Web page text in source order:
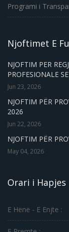
Programi i
Njoftimet E
NJOFTIM PER
PROFESIONALE
Jun 23, 2026
NJOFTIM PËR
2026
Jun 22, 2026
NJOFTIM PËR
May 04, 2026
Orari i Hapjes
E Hënë - E Enjte :